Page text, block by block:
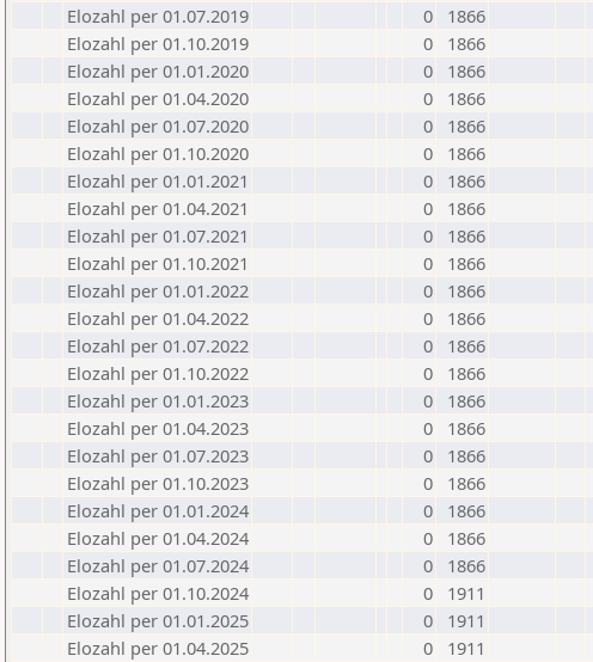
Elozahl per 01.07.2019
0
1866
Elozahl per 01.10.2019
0
1866
Elozahl per 01.01.2020
0
1866
Elozahl per 01.04.2020
0
1866
Elozahl per 01.07.2020
0
1866
Elozahl per 01.10.2020
0
1866
Elozahl per 01.01.2021
0
1866
Elozahl per 01.04.2021
0
1866
Elozahl per 01.07.2021
0
1866
Elozahl per 01.10.2021
0
1866
Elozahl per 01.01.2022
0
1866
Elozahl per 01.04.2022
0
1866
Elozahl per 01.07.2022
0
1866
Elozahl per 01.10.2022
0
1866
Elozahl per 01.01.2023
0
1866
Elozahl per 01.04.2023
0
1866
Elozahl per 01.07.2023
0
1866
Elozahl per 01.10.2023
0
1866
Elozahl per 01.01.2024
0
1866
Elozahl per 01.04.2024
0
1866
Elozahl per 01.07.2024
0
1866
Elozahl per 01.10.2024
0
1911
Elozahl per 01.01.2025
0
1911
Elozahl per 01.04.2025
0 1911